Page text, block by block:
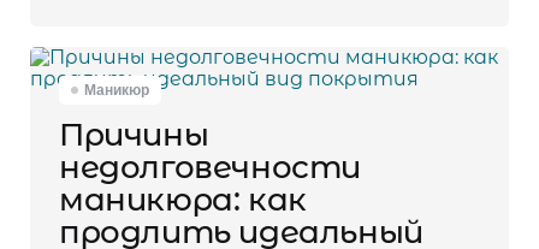
Маникюр
Причины
недолговечности
маникюра: как
продлить идеальный